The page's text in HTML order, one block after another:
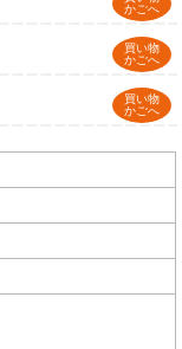
かごへ
買い物
かごへ
買い物
かごへ